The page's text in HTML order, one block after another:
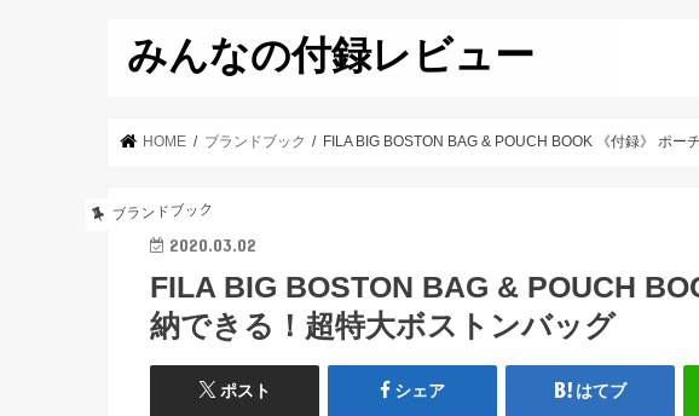
みんなの付録レビュー
HOME ブランドブック FILA BIG BOSTON BAG & POUCH BOOK 《付録》 ポー
ブランドブック
2020.03.02
FILA BIG BOSTON BAG & POUCH
納できる！超特大ボストンバッグ
ポスト シェア はてブ